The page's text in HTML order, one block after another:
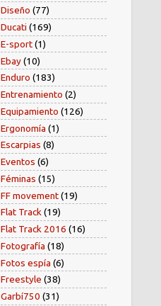
Diseño (77)
Ducati (169)
E-sport(1)
Ebay(10)
Enduro (183)
Entrenamiento (2)
Equipamiento (126)
Ergonomía (1)
Escarpias (8)
Eventos (6)
Féminas (15)
FF movement(19)
Flat Track(19)
Flat Track 2016 (16)
Fotografía (18)
Fotos espía (6)
Freestyle (38)
Garbí750 (31)